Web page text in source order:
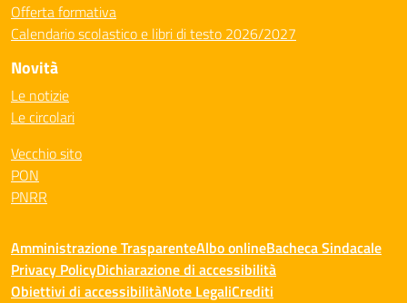
Offerta formativa
Calendario scolastico e libri di testo 2026/2027
Novità
Le notizie
Le circolari
Vecchio sito
PON
PNRR
Amministrazione TrasparenteAlbo onlineBacheca Sindacale
Privacy PolicyDichiarazione di accessibilità
Obiettivi di accessibilitàNote LegaliCrediti